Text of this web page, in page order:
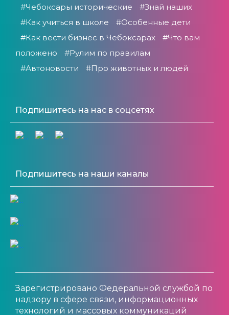
#Чебоксары исторические
#Знай наших
#Как учиться в школе
#Особенные дети
#Как вести бизнес в Чебоксарах
#Что вам
положено
#Рулим по правилам
#Автоновости
#Про животных и людей
Подпишитесь на нас в соцсетях
Подпишитесь на наши каналы
Зарегистрировано Федеральной службой по
надзору в сфере связи, информационных
технологий и массовых коммуникаций